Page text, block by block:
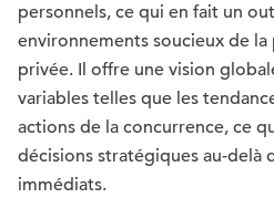
personnels, ce qui en fait un
environnements soucieux de
privée. Il offre une vision
variables telles que les
actions de la concurrence, ce
décisions stratégiques au-delà
immédiats.